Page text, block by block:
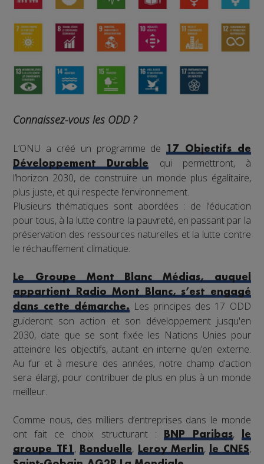
Connaissez-vous les ODD ?
L’ONU a créé un programme de17 Objectifs de
Développement Durable
qui permettront, à
l’horizon 2030, de construire un monde plus égalitaire,
plus juste, et qui respecte l’environnement.
Plusieurs thématiques sont abordées : de l’éducation
pour tous, à la lutte contre la pauvreté, en passant par la
préservation des ressources naturelles et la lutte contre
le réchauffement climatique.
Le Groupe Mont Blanc Médias, auquel
appartient Radio Mont Blanc, s’est engagé
dans cette démarche.Les principes des 17 ODD
guideront son action et son développement jusqu'en
2030, date que se sont fixée les Nations Unies pour
atteindre les objectifs, autant en interne qu’en externe.
Au fur et à mesure des années, notre champ d’action
sera élargi, pour contribuer de plus en plus à un monde
meilleur.
Comme nous, des milliers d’entreprises dans le monde
ont fait ce choix structurant :
BNP Paribas,
le
groupe TF1,Bonduelle, Leroy Merlin,le CNES,